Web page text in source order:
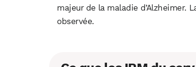
majeur de la maladie d’Alzheimer.
observée.